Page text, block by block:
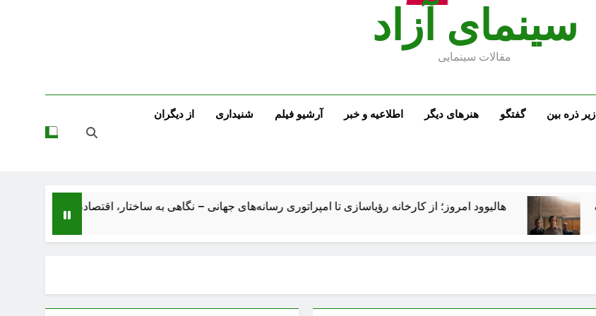
سينماى آزاد
مقالات سينمايى
زیر ذره بین گفتگو هنرهای دیگر اطلاعیه و خبر آرشیو فیلم شنیداری از دیگران
هالیوود امروز؛ از کارخانه رؤیاسازی تا امپراتوری رسانه‌های جهانی – نگاهی به ساختار، اقتصاد، تحولات و آینده بزرگ‌ترین